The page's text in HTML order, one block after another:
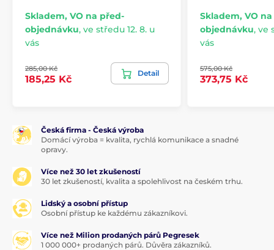
Skladem, VO na před-
objednávku, ve středu 12. 8. u
vás
285,00 Kč
185,25 Kč
Detail
Skladem, VO
objednávku, ve
vás
575,00 Kč
373,75 Kč
Česká firma - Česká výroba
Domácí výroba = kvalita, rychlá komunikace a snadné
opravy.
Více než 30 let zkušeností
30 let zkušeností, kvalita a spolehlivost na českém trhu.
Lidský a osobní přístup
Osobní přístup ke každému zákazníkovi.
Více než Milion prodaných párů Pegresek
1 000 000+ prodaných párů. Důvěra zákazníků.